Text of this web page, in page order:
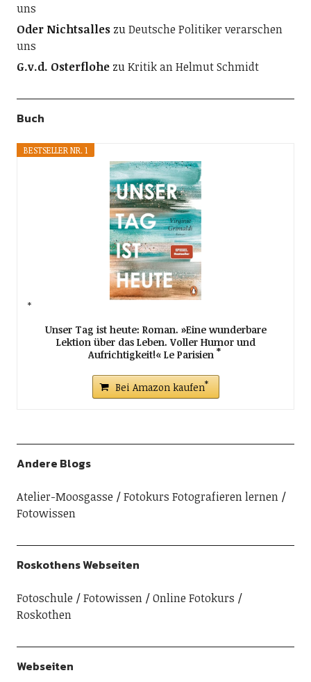
uns
Oder NichtsalleszuDeutsche Politiker verarschen
uns
G.v.d. OsterflohezuKritik an Helmut Schmidt
Buch
BESTSELLER NR. 1
Unser Tag ist heute: Roman. »Eine wunderbare
Lektion über das Leben. Voller Humor und
Aufrichtigkeit!« Le Parisien
Bei Amazon kaufen
Andere Blogs
Atelier-Moosgasse
Fotokurs Fotografieren lernen
Fotowissen
Roskothens Webseiten
Fotoschule Fotowissen
Online Fotokurs
Roskothen
Webseiten